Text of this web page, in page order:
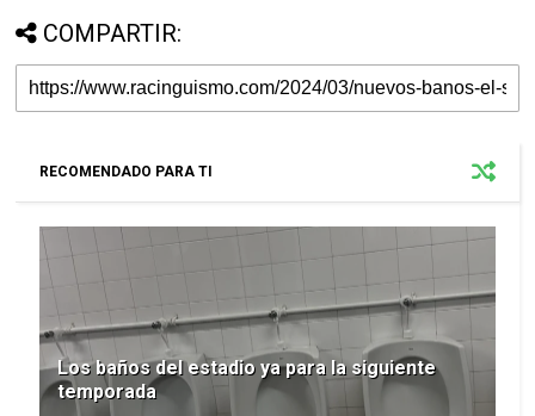
COMPARTIR:
RECOMENDADO PARA TI
Los baños del estadio ya para la siguiente
temporada